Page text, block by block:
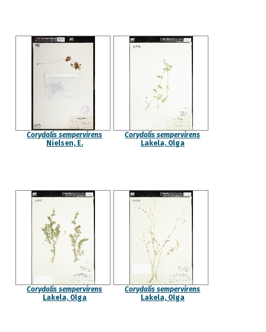
Corydalis sempervirens
Nielsen, E.
Corydalis sempervirens
Lakela, Olga
Corydalis sempervirens
Lakela, Olga
Corydalis sempervirens
Lakela, Olga